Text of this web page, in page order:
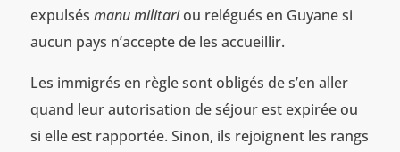
expulsés manu militariou relégués en Guyane si
aucun pays n’accepte de les accueillir.
Les immigrés en règle sont obligés de s’en aller
quand leur autorisation de séjour est expirée ou
si elle est rapportée. Sinon, ils rejoignent les rangs